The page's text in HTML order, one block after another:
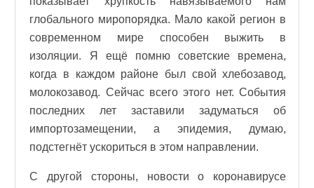
глобального миропорядка. Мало какой регион в
современном мире способен выжить в
изоляции. Я ещё помню советские времена,
когда в каждом районе был свой хлебозавод,
молокозавод. Сейчас всего этого нет. События
последних лет заставили задуматься об
импортозамещении, а эпидемия, думаю,
подстегнёт ускориться в этом направлении.
С другой стороны, новости о коронавирусе